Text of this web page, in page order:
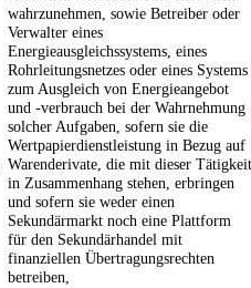
wahrzunehmen, sowie Betreiber oder
Verwalter eines
Energieausgleichssystems, eines
Rohrleitungsnetzes oder eines Systems
zum Ausgleich von Energieangebot
und -verbrauch bei der Wahrnehmung
solcher Aufgaben, sofern sie die
Wertpapierdienstleistung in Bezug auf
Warenderivate, die mit dieser Tätigkeit
in Zusammenhang stehen, erbringen
und sofern sie weder einen
Sekundärmarkt noch eine Plattform
für den Sekundärhandel mit
finanziellen Übertragungsrechten
betreiben,